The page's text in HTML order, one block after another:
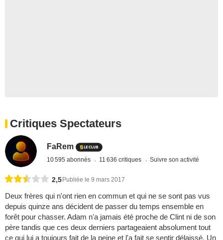
Critiques Spectateurs
FaRem
10 595 abonnés 11 636 critiques Suivre son activité
2,5 Publiée le 9 mars 2017
Deux frères qui n'ont rien en commun et qui ne se sont pas vus
depuis quinze ans décident de passer du temps ensemble en
forêt pour chasser. Adam n'a jamais été proche de Clint ni de son
père tandis que ces deux derniers partageaient absolument tout
ce qui lui a toujours fait de la peine et l'a fait se sentir délaissé. Un